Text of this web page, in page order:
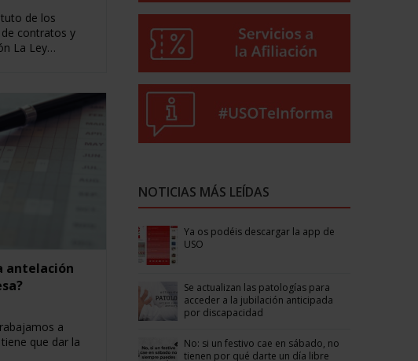
de los
contratos y
La Ley…
antelación
a
que dar la
NOTICIAS MÁS LEÍDAS
Ya os podéis descargar la app de
USO
Se actualizan las patologías para
acceder a la jubilación anticipada
por discapacidad
No: si un festivo cae en sábado, no
tienen por qué darte un día libre